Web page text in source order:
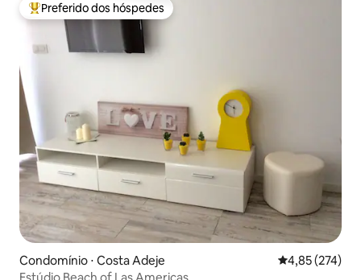
Entre os melhores preferidos dos hóspedes
Preferido dos hóspedes
Condomínio ⋅ Costa Adeje 4,85 de uma
4,85 (274)